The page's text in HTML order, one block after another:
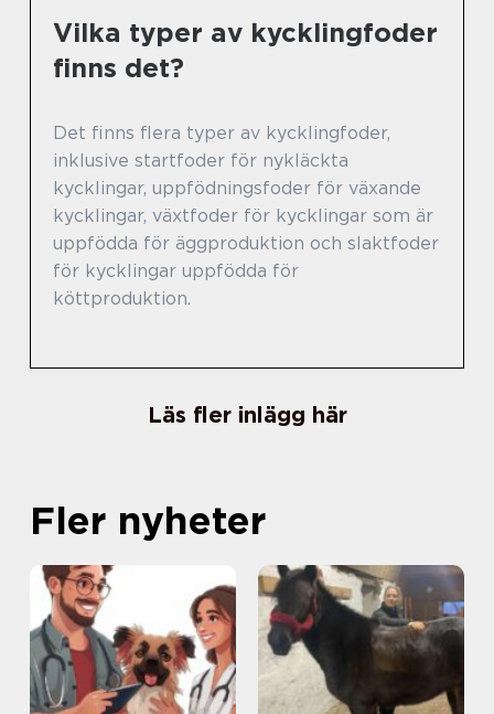
Vilka typer av kycklingfoder
finns det?
Det finns flera typer av kycklingfoder,
inklusive startfoder för nykläckta
kycklingar, uppfödningsfoder för växande
kycklingar, växtfoder för kycklingar som är
uppfödda för äggproduktion och slaktfoder
för kycklingar uppfödda för
köttproduktion.
Läs fler inlägg här
Fler nyheter